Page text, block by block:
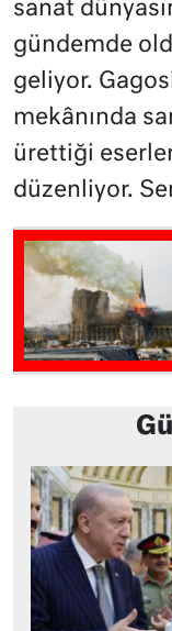
sanat
gündemde
geliyor.
mekânında
ürettiği
düzenliyor.